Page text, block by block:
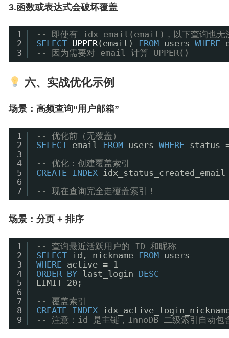
3.函数或表达式会破坏覆盖
1
2
3
-- 即使有 idx_email(email)，以下查询也无
SELECT UPPER(email) FROM users WHERE
-- 因为需要对 email 计算 UPPER()
六、实战优化示例
场景：高频查询“用户邮箱”
1
2
3
4
5
6
7
-- 优化前（无覆盖）
SELECT email FROM users WHERE
status
-- 优化：创建覆盖索引
CREATE
INDEX
-- 现在查询完全走覆盖索引！
场景：分页 + 排序
1
2
3
4
5
6
7
8
9
-- 查询最近活跃用户的 ID 和昵称
SELECT id, nickname FROM
users
WHERE
active = 1
ORDER
BY last_login DESC
LIMIT 20;
-- 覆盖索引
CREATE
INDEX
-- 注意：id 是主键，InnoDB 二级索引自动包